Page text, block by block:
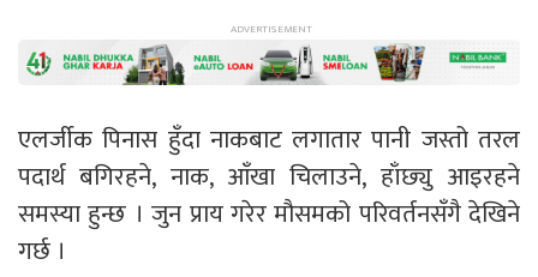
एलर्जीक पिनास हुँदा नाकबाट लगातार पानी जस्तो तरल
पदार्थ बगिरहने, नाक, आँखा चिलाउने, हाँछ्यु आइरहने
समस्या हुन्छ । जुन प्राय गरेर मौसमको परिवर्तनसँगै देखिने
गर्छ ।